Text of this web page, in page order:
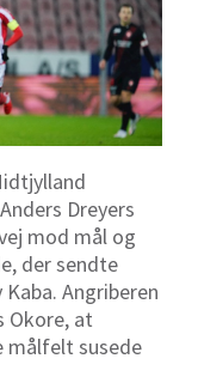
Dreyers
mod mål og
der sendte
Angriberen
Okore, at
målfelt susede